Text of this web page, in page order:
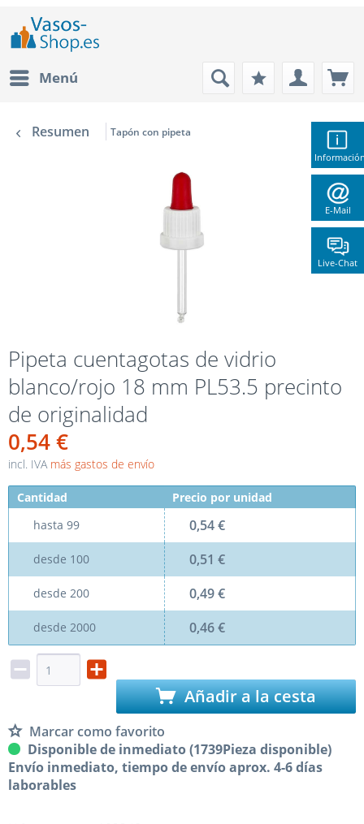
E-Mail
Live-Chat
Menú
Resumen Tapón con pipeta
Pipeta cuentagotas de vidrio
blanco/rojo 18 mm PL53.5 precinto
de originalidad
0,54 €
incl. IVA más gastos de envío
Cantidad
Precio por unidad
hasta 99 0,54 €
desde 100 0,51 €
desde 200 0,49 €
desde 2000 0,46 €
Añadir a la cesta
Marcar como favorito
Disponible de inmediato (1739Pieza disponible)
Envío inmediato, tiempo de envío aprox. 4-6 días
laborables